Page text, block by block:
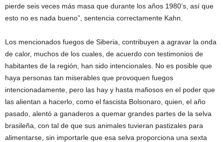
pierde seis veces más masa que durante los años 1980’s, así que
esto no es nada bueno”, sentencia correctamente Kahn.
Los mencionados fuegos de Siberia, contribuyen a agravar la onda
de calor, muchos de los cuales, de acuerdo con testimonios de
habitantes de la región, han sido intencionales. No es posible que
haya personas tan miserables que provoquen fuegos
intencionadamente, pero las hay y hasta mafiosos en el poder que
las alientan a hacerlo, como el fascista Bolsonaro, quien, el año
pasado, alentó a ganaderos a quemar grandes partes de la selva
brasileña, con tal de que sus animales tuvieran pastizales para
alimentarse, sin importarle que esa selva proporciona una sexta